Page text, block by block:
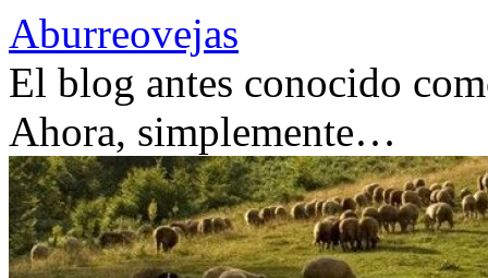
Saltar
al
contenido
Aburreovejas
El blog antes conocido
Ahora, simplemente…